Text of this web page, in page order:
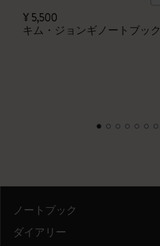
¥ 5,500
キム・ジョンギノートブック
ノートブック
ダイアリー